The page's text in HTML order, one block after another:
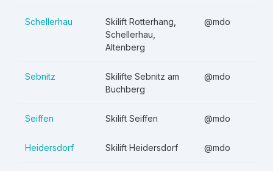
Schellerhau
Skilift Rotterhang,
Schellerhau,
Altenberg
@mdo
Sebnitz
Skilifte Sebnitz am
Buchberg
@mdo
Seiffen Skilift Seiffen @mdo
Heidersdorf Skilift Heidersdorf @mdo